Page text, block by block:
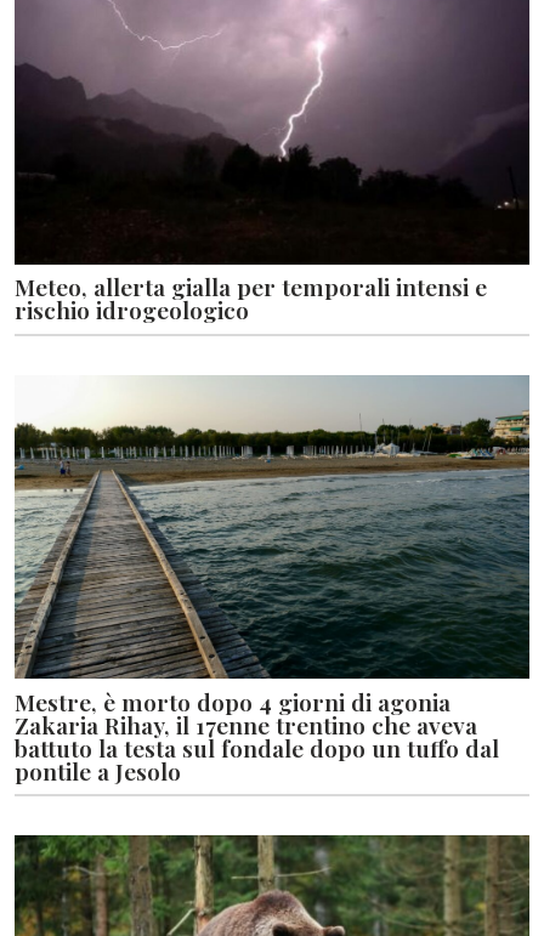
Meteo, allerta gialla per temporali intensi e
rischio idrogeologico
Mestre, è morto dopo 4 giorni di agonia
Zakaria Rihay, il 17enne trentino che aveva
battuto la testa sul fondale dopo un tuffo dal
pontile a Jesolo